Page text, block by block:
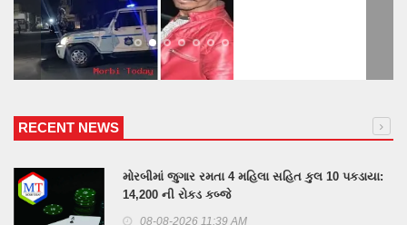
RECENT NEWS
મોરબીમાં જુગાર રમતા 4 મહિલા સહિત કુલ 10 પકડાયા:
14,200 ની રોકડ કબ્જે
08-08-2026 11:39 AM